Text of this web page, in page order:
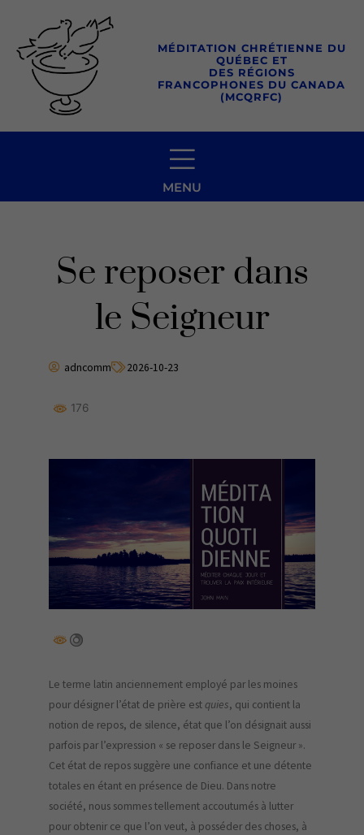
contenu
MÉDITATION CHRÉTIENNE DU
QUÉBEC ET
DES RÉGIONS
FRANCOPHONES DU CANADA
(MCQRFC)
MENU
Se reposer dans
le Seigneur
adncomm 2026-10-23
176
Le terme latin anciennement employé par les moines
pour désigner l’état de prière estquies, qui contient la
notion de repos, de silence, état que l’on désignait aussi
parfois par l’expression « se reposer dans le Seigneur ».
Cet état de repos suggère une confiance et une détente
totales en étant en présence de Dieu. Dans notre
société, nous sommes tellement accoutumés à lutter
pour obtenir ce que l’on veut, à posséder des choses, à